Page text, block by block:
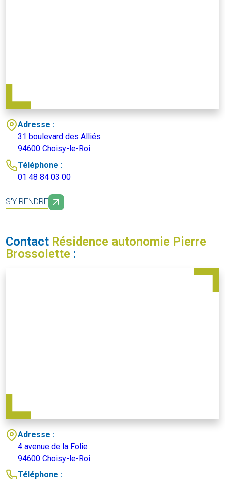
Adresse :
31 boulevard des Alliés
94600 Choisy-le-Roi
Téléphone :
01 48 84 03 00
S'Y RENDRE
Contact Résidence autonomie Pierre
Brossolette :
Adresse :
4 avenue de la Folie
94600 Choisy-le-Roi
Téléphone :